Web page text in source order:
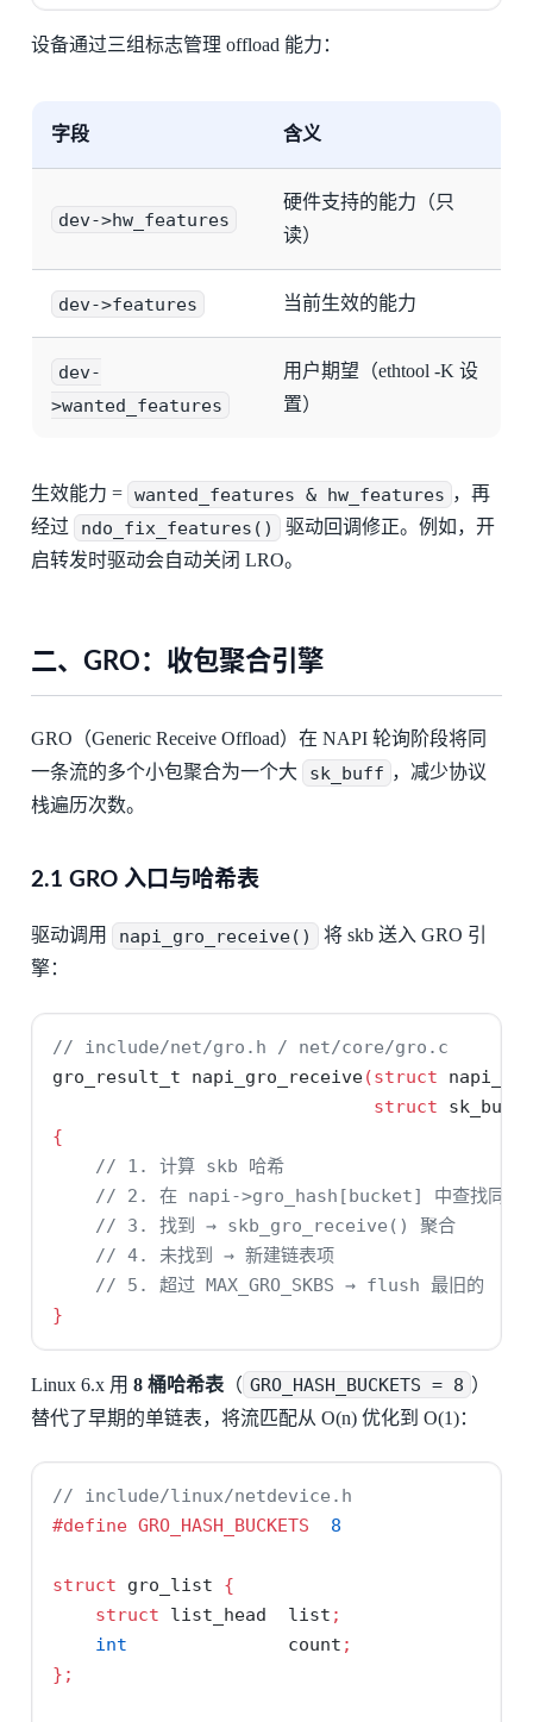
设备通过三组标志管理 offload 能力：
字段 含义
dev->hw_features
硬件支持的能力（只
读）
dev->features 当前生效的能力
dev-
>wanted_features
用户期望（ethtool -K 设
置）
生效能力 = wanted_features & hw_features ，再
经过
ndo_fix_features()
驱动回调修正。例如，开
启转发时驱动会自动关闭 LRO。
二、GRO：收包聚合引擎
GRO（Generic Receive Offload）在 NAPI 轮询阶段将同
一条流的多个小包聚合为一个大
sk_buff ，减少协议
栈遍历次数。
2.1 GRO 入口与哈希表
驱动调用 napi_gro_receive()
将 skb 送入 GRO 引
擎：
// include/net/gro.h / net/core/gro.c
gro_result_t napi_gro_receive(struct
struct
{
// 1. 计算 skb 哈希
// 2. 在 napi->gro_hash[bucket] 中查找同流
// 3. 找到 → skb_gro_receive() 聚合
// 4. 未找到 → 新建链表项
// 5. 超过 MAX_GRO_SKBS → flush 最旧的
}
Linux 6.x 用 8 桶哈希表（ GRO_HASH_BUCKETS = 8 ）
替代了早期的单链表，将流匹配从 O(n) 优化到 O(1)：
// include/linux/netdevice.h
#define GRO_HASH_BUCKETS 8
struct gro_list {
struct list_head  list ;
int
               count
;
};